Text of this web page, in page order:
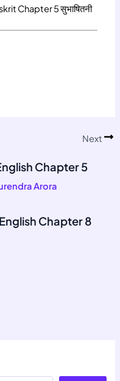
Chapter 5 सुभाषितनी
Next
Chapter 5
Arora
Chapter 8